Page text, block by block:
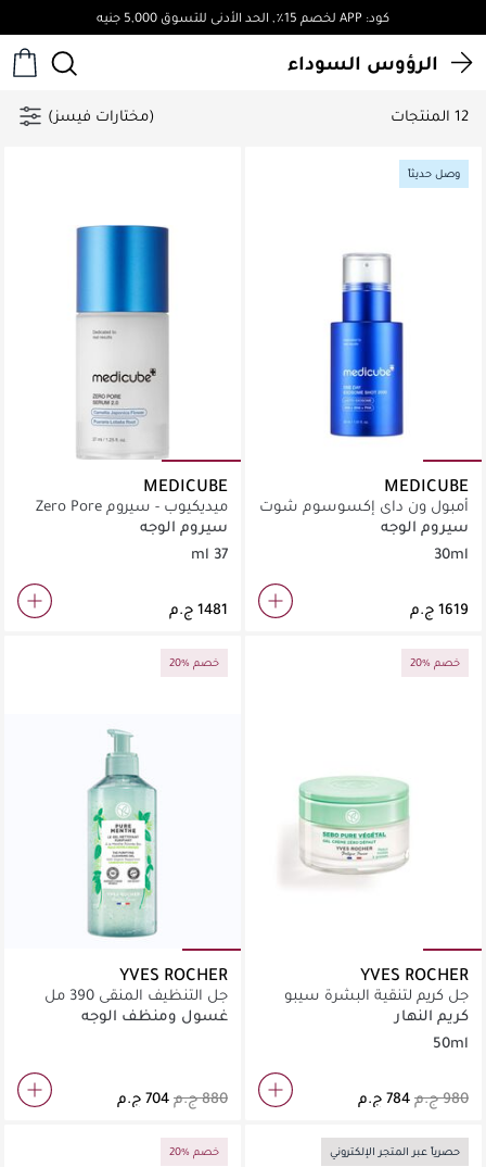
كود: APP لخصم 15٪, الحد الأدنى للتسوق 5,000 جنيه
الرؤوس السوداء
12 المنتجات (مختارات فيسز)
وصل حديثاً
MEDICUBE
أمبول ون داي إكسوسوم شوت
بور 2000
سيروم الوجه
30ml
MEDICUBE
ميديكيوب - سيروم Zero Pore
2.0 (37 مل)
سيروم الوجه
37 ml
20% خصم
YVES ROCHER
جل كريم لتنقية البشرة سيبو
بيور فيجيتال
كريم النهار
50ml
20% خصم
YVES ROCHER
جل التنظيف المنقي 390 مل
غسول ومنظف الوجه
حصرياً عبر المتجر الإلكتروني 20% خصم